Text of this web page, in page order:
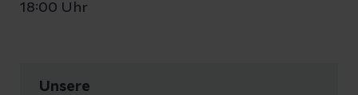
18:00 Uhr
Unsere